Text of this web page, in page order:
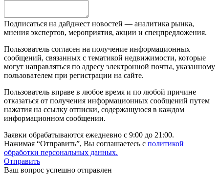
Подписаться на дайджест новостей — аналитика рынка,
мнения экспертов, мероприятия, акции и спецпредложения.
Пользователь согласен на получение информационных
сообщений, связанных с тематикой недвижимости, которые
могут направляться по адресу электронной почты, указанному
пользователем при регистрации на сайте.
Пользователь вправе в любое время и по любой причине
отказаться от получения информационных сообщений путем
нажатия на ссылку отписки, содержащуюся в каждом
информационном сообщении.
Заявки обрабатываются ежедневно с 9:00 до 21:00.
Нажимая “Отправить”, Вы соглашаетесь с политикой
обработки персональных данных.
Отправить
Ваш вопрос успешно отправлен